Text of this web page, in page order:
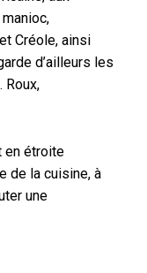
Créole, ainsi
d’ailleurs les
en étroite
de la cuisine, à
une